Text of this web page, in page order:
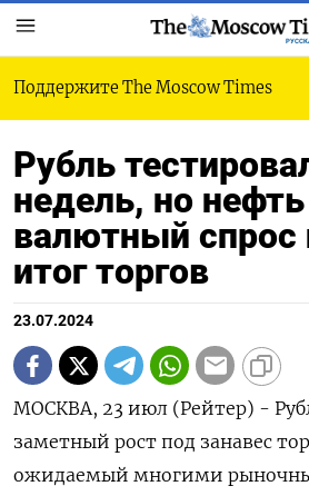
Поддержите The Moscow Times
Рубль
недель, но
валютный спрос
итог торгов
23.07.2024
МОСКВА, 23 июл (Рейтер) -
заметный рост под занавес
ожидаемый многими